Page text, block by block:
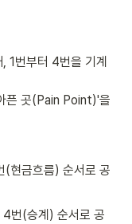
1번부터 4번을 기계
픈 곳(Pain Point)'을
현금흐름) 순서로 공
번(승계) 순서로 공